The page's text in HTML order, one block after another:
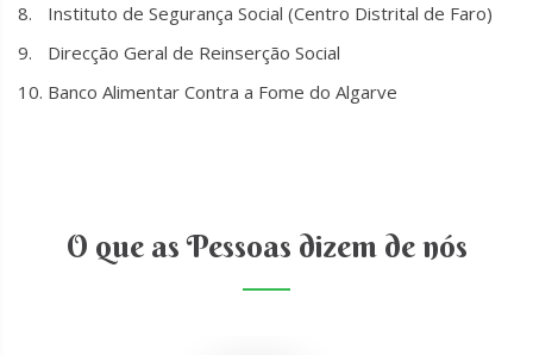
Instituto de Segurança Social (Centro Distrital de Faro)
Direcção Geral de Reinserção Social
Banco Alimentar Contra a Fome do Algarve
O que as Pessoas dizem de nós